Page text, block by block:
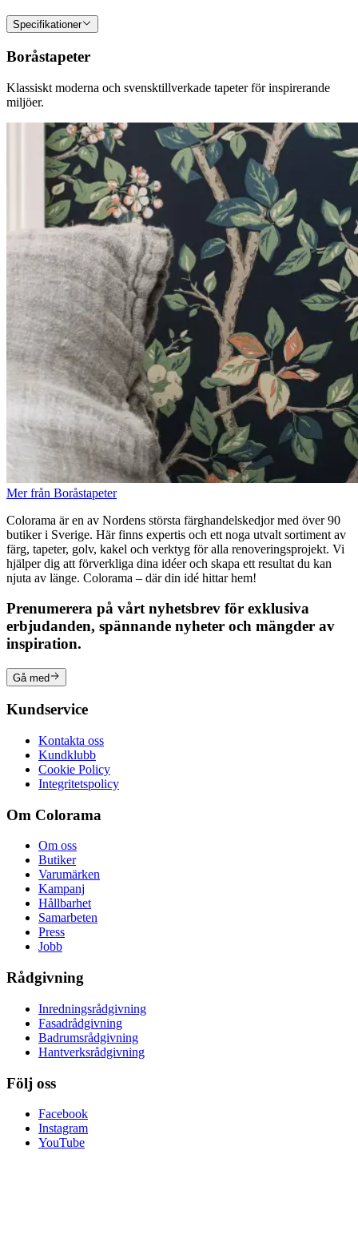
Specifikationer
Boråstapeter
Klassiskt moderna och svensktillverkade tapeter för inspirerande
miljöer.
Mer från Boråstapeter
Colorama är en av Nordens största färghandelskedjor med över 90
butiker i Sverige. Här finns expertis och ett noga utvalt sortiment av
färg, tapeter, golv, kakel och verktyg för alla renoveringsprojekt. Vi
hjälper dig att förverkliga dina idéer och skapa ett resultat du kan
njuta av länge. Colorama – där din idé hittar hem!
Prenumerera på vårt nyhetsbrev för exklusiva
erbjudanden, spännande nyheter och mängder av
inspiration.
Gå med
Kundservice
Kontakta oss
Kundklubb
Cookie Policy
Integritetspolicy
Om Colorama
Om oss
Butiker
Varumärken
Kampanj
Hållbarhet
Samarbeten
Press
Jobb
Rådgivning
Inredningsrådgivning
Fasadrådgivning
Badrumsrådgivning
Hantverksrådgivning
Följ oss
Facebook
Instagram
YouTube